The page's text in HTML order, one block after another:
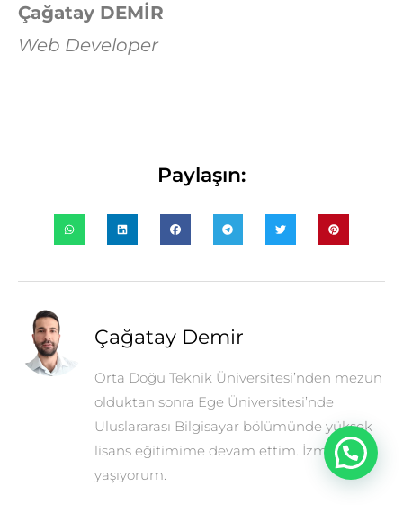
Çağatay DEMİR
Web Developer
Paylaşın:
Çağatay Demir
Orta Doğu Teknik Üniversitesi’nden mezun
olduktan sonra Ege Üniversitesi’nde
Uluslararası Bilgisayar bölümünde yüksek
lisans eğitimime devam ettim. İzmir’de
yaşıyorum.